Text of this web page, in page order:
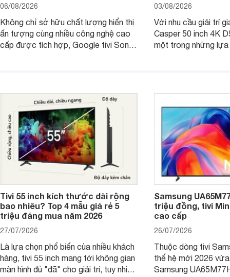
06/08/2026
Không chỉ sở hữu chất lượng hiển thị
ấn tượng cùng nhiều công nghệ cao
cấp được tích hợp, Google tivi Sony
03/08/2026
Với nhu cầu giải trí
Casper 50 inch 4K
một trong những lựa
Tivi 55 inch kích thước dài rộng
bao nhiêu? Top 4 mẫu giá rẻ 5
triệu đáng mua năm 2026
27/07/2026
Là lựa chọn phổ biến của nhiều khách
hàng, tivi 55 inch mang tới không gian
màn hình đủ "đã" cho giải trí, tuy nhiên
Samsung
triệu đồng, tivi
cao cấp
26/07/2026
Thuộc dòng tivi
thế hệ mới 2026
Samsung